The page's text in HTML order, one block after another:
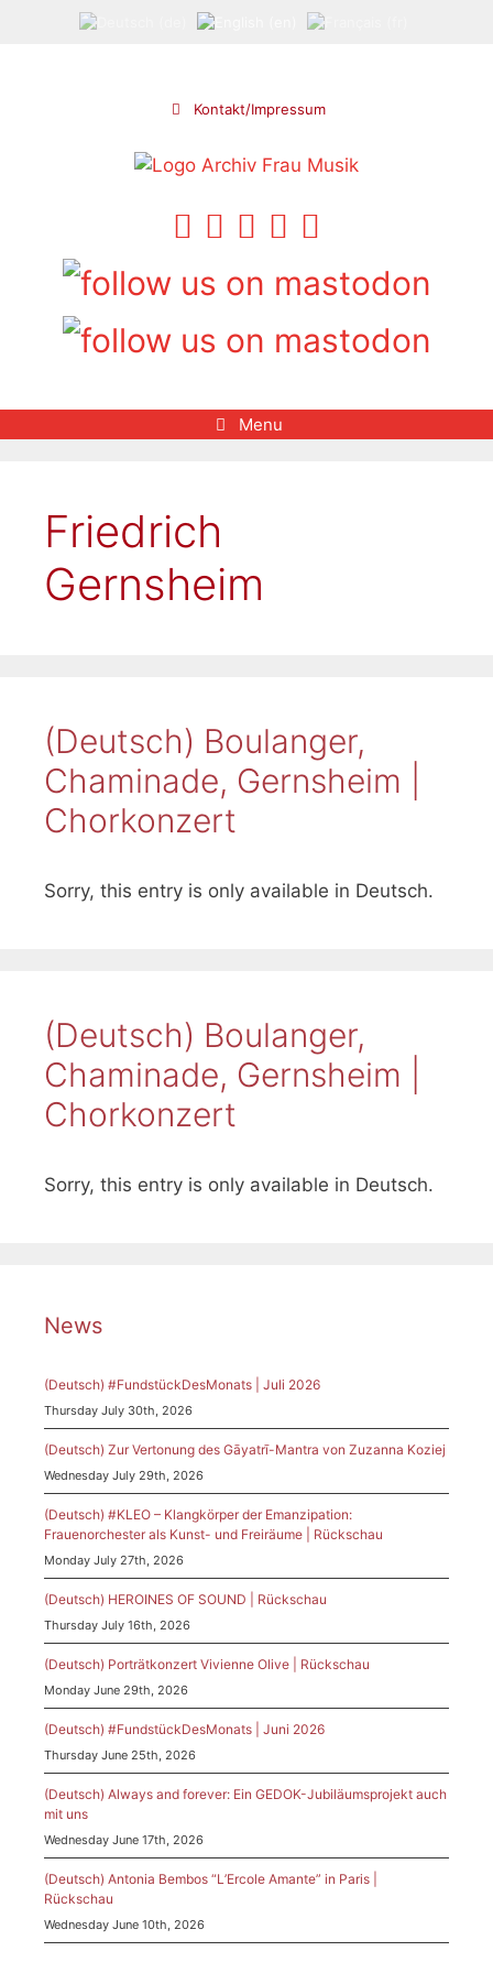
Kontakt/Impressum
Menu
Friedrich
Gernsheim
(Deutsch) Boulanger,
Chaminade, Gernsheim |
Chorkonzert
Sorry, this entry is only available in Deutsch.
(Deutsch) Boulanger,
Chaminade, Gernsheim |
Chorkonzert
Sorry, this entry is only available in Deutsch.
News
(Deutsch) #FundstückDesMonats | Juli 2026
Thursday July 30th, 2026
(Deutsch) Zur Vertonung des Gāyatrī-Mantra von Zuzanna Koziej
Wednesday July 29th, 2026
(Deutsch) #KLEO – Klangkörper der Emanzipation:
Frauenorchester als Kunst- und Freiräume | Rückschau
Monday July 27th, 2026
(Deutsch) HEROINES OF SOUND | Rückschau
Thursday July 16th, 2026
(Deutsch) Porträtkonzert Vivienne Olive | Rückschau
Monday June 29th, 2026
(Deutsch) #FundstückDesMonats | Juni 2026
Thursday June 25th, 2026
(Deutsch) Always and forever: Ein GEDOK-Jubiläumsprojekt auch
mit uns
Wednesday June 17th, 2026
(Deutsch) Antonia Bembos “L’Ercole Amante” in Paris |
Rückschau
Wednesday June 10th, 2026